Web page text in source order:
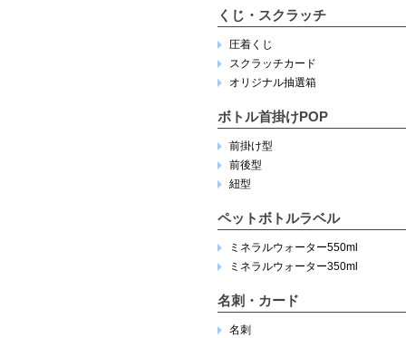
くじ・スクラッチ
圧着くじ
スクラッチカード
オリジナル抽選箱
ボトル首掛けPOP
前掛け型
前後型
紐型
ペットボトルラベル
ミネラルウォーター550ml
ミネラルウォーター350ml
名刺・カード
名刺